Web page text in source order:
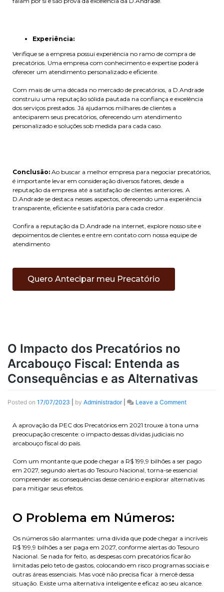
Experiência:
Verifique se a empresa possui experiência no ramo de compra de
precatórios. Uma empresa com conhecimento e expertise poderá
oferecer um atendimento personalizado e eficiente.
Com mais de uma década no mercado de precatórios, a D.Andrade
construiu uma reputação sólida pautada na confiança e excelência
dos serviços prestados. Já ajudamos milhares de clientes a
anteciparem seus precatórios, oferecendo um atendimento
personalizado e soluções sob medida para cada caso.
Conclusão: Ao buscar a melhor empresa para negociar precatórios,
é importante levar em consideração diversos fatores, desde a
reputação da empresa até a satisfação de clientes anteriores. A
D.Andrade se destaca nesses aspectos, oferecendo uma experiência
transparente, eficiente e satisfatória para cada credor.
Confira a reputação da D.Andrade na internet, explore nosso site e
depoimentos de clientes e entre em contato com nossa equipe de
atendimento
Quero Antecipar meu Precatório
O Impacto dos Precatórios no
Arcabouço Fiscal: Entenda as
Consequências e as Alternativas​
Posted on 17/07/2023 by Administrador| Leave a Comment
A aprovação da PEC dos Precatórios em 2021 trouxe à tona uma
preocupação crescente: o impacto dessas dívidas judiciais no
arcabouço fiscal do país.
Com um montante que pode chegar a R$ 199,9 bilhões a ser pago
em 2027, segundo alertas do Tesouro Nacional, torna-se essencial
compreender as consequências desse cenário e explorar alternativas
para mitigar seus efeitos.
O Problema em Números:
Os números são alarmantes: uma dívida que pode chegar a incríveis
R$ 199,9 bilhões a ser paga em 2027, conforme alertas do Tesouro
Nacional. Se nada for feito, as despesas com precatórios ficarão
limitadas pelo teto de gastos, colocando em risco programas sociais e
outras áreas essenciais. Mas você não precisa ficar à mercê dessa
situação. Existe uma alternativa inteligente e eficaz ao seu alcance.